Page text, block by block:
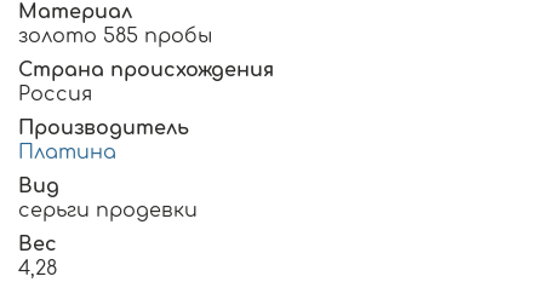
Материал
золото 585 пробы
Страна происхождения
Россия
Производитель
Платина
Вид
серьги продевки
Вес
4,28